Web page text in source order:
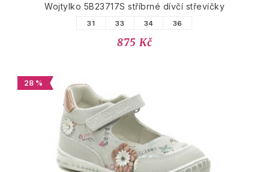
Wojtylko 5B23717S stříbrné dívčí střevíčky
31 33 34 36
875 Kč
28 %